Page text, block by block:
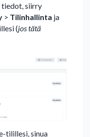
tiedot, siirry
> Tilinhallinta ja
(jos tätä
tilillesi, sinua